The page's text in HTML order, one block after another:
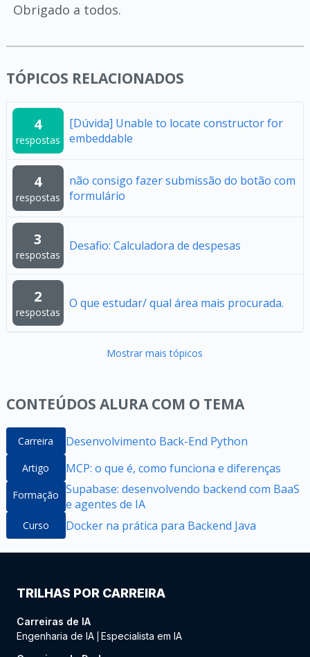
Obrigado a todos.
TÓPICOS RELACIONADOS
4
respostas
[Dúvida] Unable to locate constructor for
embeddable
4
respostas
não consigo fazer submissão do botão com
formulário
3
respostas
Desafio: Calculadora de despesas
2
respostas
O que estudar/ qual área mais procurada.
Mostrar mais tópicos
CONTEÚDOS ALURA COM O TEMA
Carreira Desenvolvimento Back-End Python
Artigo MCP: o que é, como funciona e diferenças
Formação Supabase: desenvolvendo backend com BaaS
e agentes de IA
Curso Docker na prática para Backend Java
TRILHAS POR CARREIRA
Carreiras de IA
Engenharia de IA Especialista em IA